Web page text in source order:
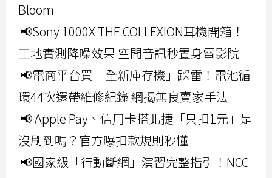
Bloom
📢Sony 1000X THE COLLEXION耳機開箱！
工地實測降噪效果 空間音訊秒置身電影院
📢電商平台買「全新庫存機」踩雷！電池循
環44次還帶維修紀錄 網揭無良賣家手法
📢 Apple Pay、信用卡搭北捷「只扣1元」是
沒刷到嗎？官方曝扣款規則秒懂
📢國家級「行動斷網」演習完整指引！NCC